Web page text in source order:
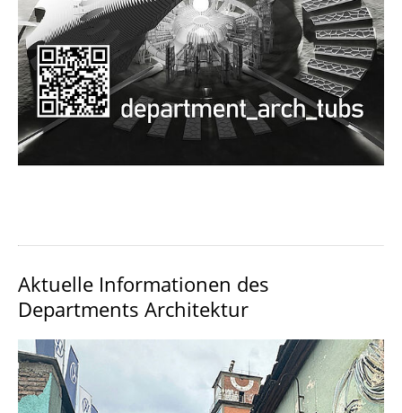
Aktuelle Informationen des
Departments Architektur